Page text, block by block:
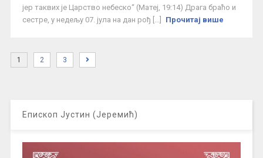
јер таквих је Царство небеско“ (Матеј, 19:14) Драга браћо и
сестре, у недељу 07. јула на дан рођ [...]
Прочитај више
1 2 3
Епископ Јустин (Јеремић)